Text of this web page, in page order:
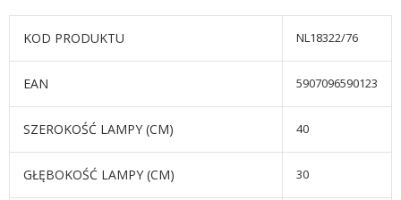
KOD PRODUKTU NL18322/76
EAN 5907096590123
SZEROKOŚĆ LAMPY (CM) 40
GŁĘBOKOŚĆ LAMPY (CM) 30